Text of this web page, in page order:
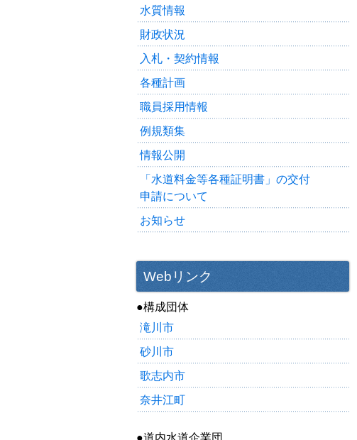
水質情報
財政状況
入札・契約情報
各種計画
職員採用情報
例規類集
情報公開
「水道料金等各種証明書」の交付
申請について
お知らせ
Webリンク
●構成団体
滝川市
砂川市
歌志内市
奈井江町
●道内水道企業団